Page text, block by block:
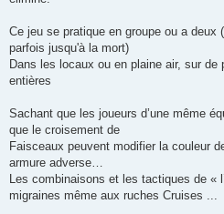
Ce jeu se pratique en groupe ou a
parfois jusqu'à la mort)
Dans les locaux ou en plaine air, sur
entières
Sachant que les joueurs d’une même
que le croisement de
Faisceaux peuvent modifier la couleur
armure adverse…
Les combinaisons et les tactiques de «
migraines même aux ruches Cruises ...